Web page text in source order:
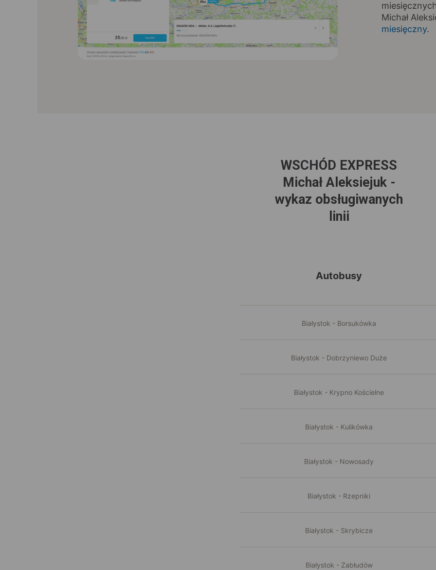
Michał
miesięczny.
WSCHÓD EXPRESS
Michał Aleksiejuk -
wykaz obsługiwanych
linii
Autobusy
Białystok - Borsukówka
Białystok - Dobrzyniewo Duże
Białystok - Krypno Kościelne
Białystok - Kulikówka
Białystok - Nowosady
Białystok - Rzepniki
Białystok - Skrybicze
Białystok - Zabłudów